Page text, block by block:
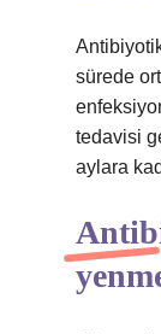
sürede
tedavisi
aylara